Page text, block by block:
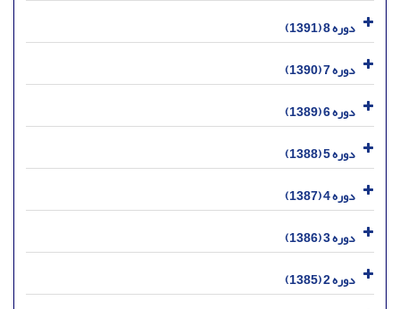
دوره 8 (1391)
دوره 7 (1390)
دوره 6 (1389)
دوره 5 (1388)
دوره 4 (1387)
دوره 3 (1386)
دوره 2 (1385)